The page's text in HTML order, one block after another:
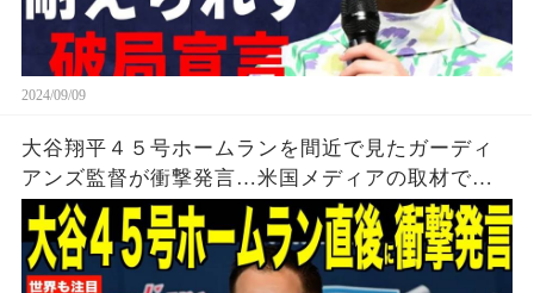
2024/09/09
大谷翔平４５号ホームランを間近で見たガーディ
アンズ監督が衝撃発言…米国メディアの取材で明
らかとなったロバーツ監督の「５０-５０」記録に
ついてが話題【海外の反応 MLBメジャー 野球】